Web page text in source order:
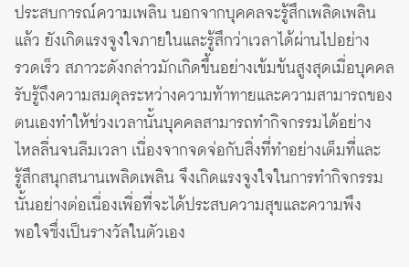
ประสบการณ์ความเพลิน นอกจากบุคคลจะรู้สึกเพลิดเพลิน
แล้ว ยังเกิดแรงจูงใจภายในและรู้สึกว่าเวลาได้ผ่านไปอย่าง
รวดเร็ว สภาวะดังกล่าวมักเกิดขึ้นอย่างเข้มข้นสูงสุดเมื่อบุคคล
รับรู้ถึงความสมดุลระหว่างความท้าทายและความสามารถของ
ตนเองทำให้ช่วงเวลานั้นบุคคลสามารถทำกิจกรรมได้อย่าง
ไหลลื่นจนลืมเวลา เนื่องจากจดจ่อกับสิ่งที่ทำอย่างเต็มที่และ
รู้สึกสนุกสนานเพลิดเพลิน จึงเกิดแรงจูงใจในการทำกิจกรรม
นั้นอย่างต่อเนื่องเพื่อที่จะได้ประสบความสุขและความพึง
พอใจซึ่งเป็นรางวัลในตัวเอง